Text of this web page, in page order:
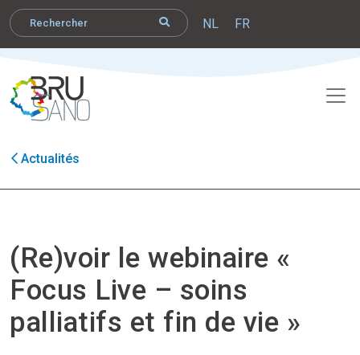
NL FR
Actualités
(Re)voir le webinaire «
Focus Live – soins
palliatifs et fin de vie »